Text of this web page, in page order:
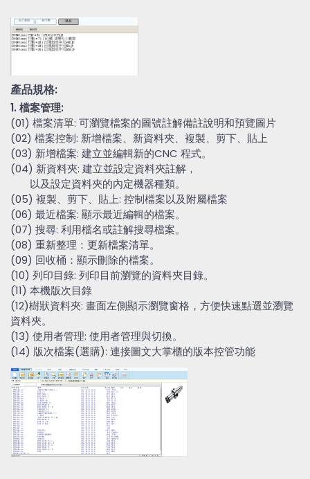
產品規格:
1. 檔案管理:
(01) 檔案清單: 可瀏覽檔案的圖號註解備註說明和預覽圖片
(02) 檔案控制: 新增檔案、新資料夾、複製、剪下、貼上
(03) 新增檔案: 建立並編輯新的CNC 程式。
(04) 新資料夾: 建立並設定資料夾註解，
以及設定資料夾的內定機器種類。
(05) 複製、剪下、貼上: 控制檔案以及附屬檔案
(06) 最近檔案: 顯示最近編輯的檔案。
(07) 搜尋: 利用檔名或註解搜尋檔案。
(08) 重新整理：更新檔案清單。
(09) 回收桶：顯示刪除的檔案。
(10) 列印目錄: 列印目前瀏覽的資料夾目錄。
(11) 本機版次目錄
(12)樹狀資料夾: 畫面左側顯示瀏覽窗格，方便快速點選並瀏覽
資料夾。
(13) 使用者管理: 使用者管理與切換。
(14) 版次檔案(選購): 連接圖文大掌櫃的版本控管功能